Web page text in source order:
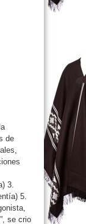
de
3.
5.
se crio